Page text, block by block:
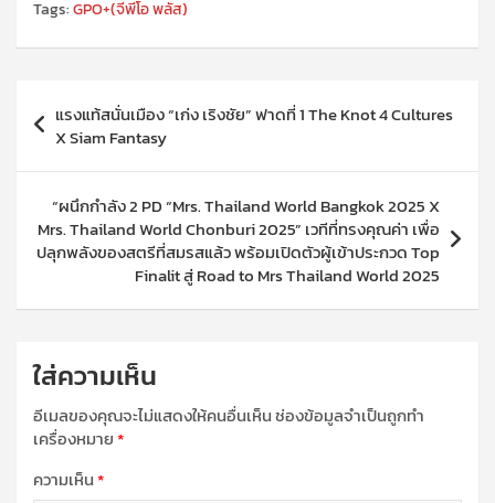
Tags:GPO+(จีพีโอ พลัส)
แนะแนว
เรื่องแรงแท้สนั่นเมือง “เก่ง เริงชัย” ฟาดที่ 1 The Knot 4 Cultures
X Siam Fantasy
“ผนึกกำลัง 2 PD “Mrs. Thailand World Bangkok 2025 X
Mrs. Thailand World Chonburi 2025” เวทีที่ทรงคุณค่า เพื่อ
ปลุกพลังของสตรีที่สมรสแล้ว พร้อมเปิดตัวผู้เข้าประกวด Top
Finalit สู่ Road to Mrs Thailand World 2025
ใส่ความเห็น
อีเมลของคุณจะไม่แสดงให้คนอื่นเห็นช่องข้อมูลจำเป็นถูกทำ
เครื่องหมาย*
ความเห็น*